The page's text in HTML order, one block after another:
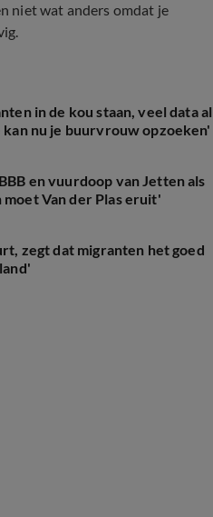
niet wat anders omdat je
in de kou staan, veel data al
nu je buurvrouw opzoeken'
en vuurdoop van Jetten als
Van der Plas eruit'
zegt dat migranten het goed